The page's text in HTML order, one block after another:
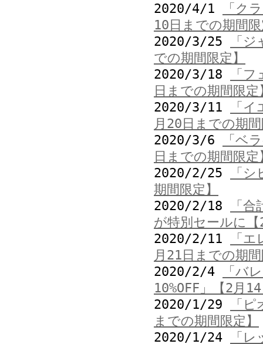
2020/4/1
「ク
10日までの期間
2020/3/25
「
での期間限定】
2020/3/18
「
日までの期間限定
2020/3/11
「
月20日までの期
2020/3/6
「ベ
日までの期間限定
2020/2/25
「
期間限定】
2020/2/18
「
が特別セールに
2020/2/11
「
月21日までの期
2020/2/4
「バ
10%OFF」【2月
2020/1/29
「
までの期間限定】
2020/1/24
「